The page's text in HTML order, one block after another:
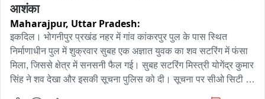
आशंका
Maharajpur, Uttar Pradesh:
इकदिल। भोगनीपुर प्रखंड नहर में गांव कांकरपुर पुल के पास स्थित
निर्माणाधीन पुल में शुक्रवार सुबह एक अज्ञात युवक का शव सटरिंग में फंसा
मिला, जिससे क्षेत्र में सनसनी फैल गई। सुबह सटरिंग मिस्त्री योगेंद्र कुमार
सिंह ने शव देखा और इसकी सूचना पुलिस को दी। सूचना पर सीओ सिटी